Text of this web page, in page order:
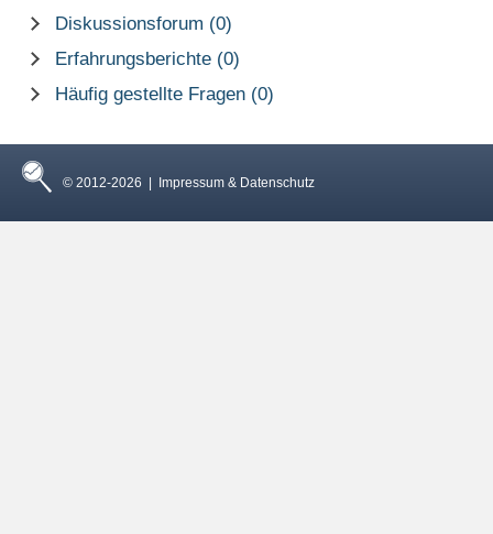
Diskussionsforum (0)
Erfahrungsberichte (0)
Häufig gestellte Fragen (0)
© 2012-2026 | Impressum & Datenschutz